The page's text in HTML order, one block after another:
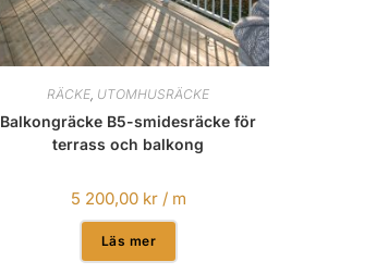
RÄCKE UTOMHUSRÄCKE
Balkongräcke B5-smidesräcke för
terrass och balkong
5 200,00 kr/ m
Läs mer